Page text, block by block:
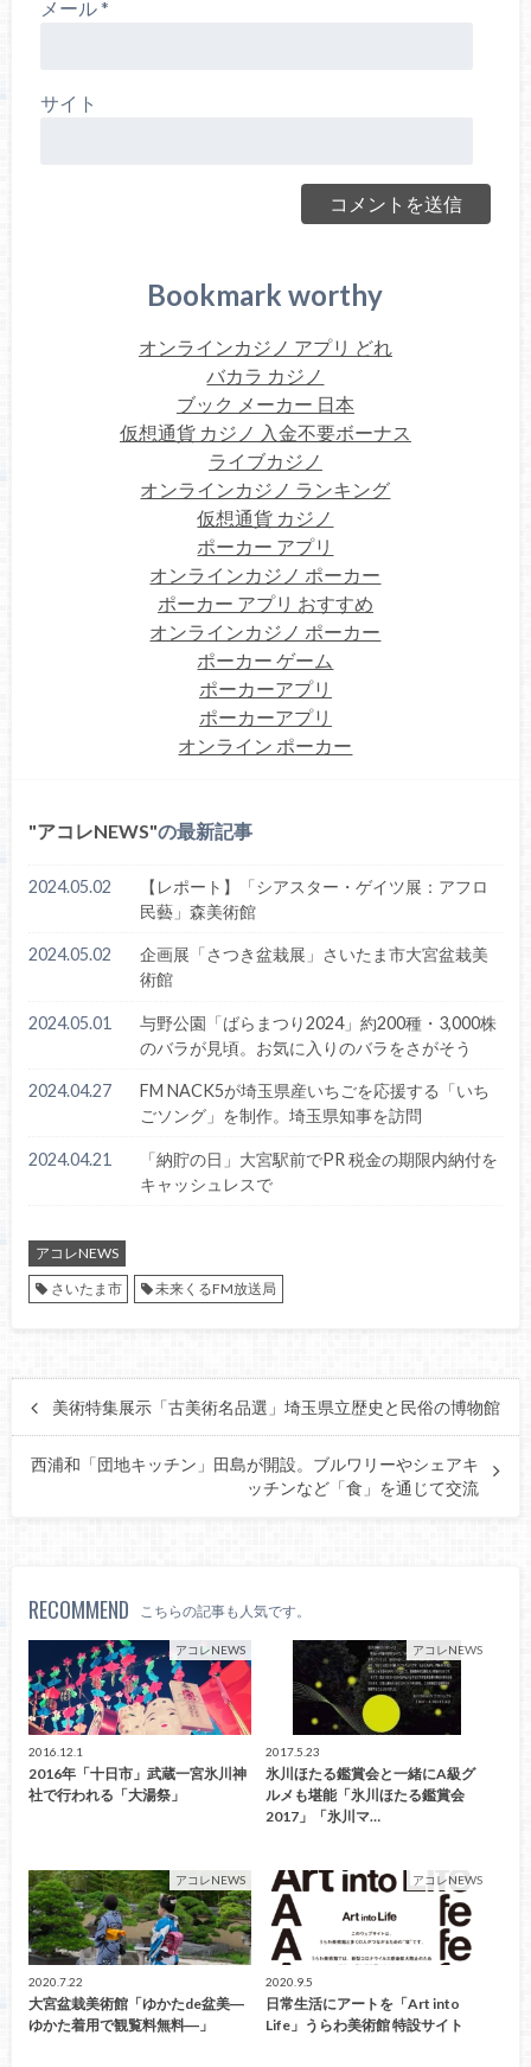
メール*
サイト
Bookmark worthy
オンラインカジノ アプリ どれ
バカラ カジノ
ブック メーカー 日本
仮想通貨 カジノ 入金不要ボーナス
ライブカジノ
オンラインカジノ ランキング
仮想通貨 カジノ
ポーカー アプリ
オンラインカジノ ポーカー
ポーカー アプリ おすすめ
オンラインカジノ ポーカー
ポーカー ゲーム
ポーカーアプリ
ポーカーアプリ
オンライン ポーカー
アコレNEWS の最新記事
2024.05.02
【レポート】「シアスター・ゲイツ展：アフロ
民藝」森美術館
2024.05.02
企画展「さつき盆栽展」さいたま市大宮盆栽美
術館
2024.05.01
与野公園「ばらまつり2024」約200種・3,000株
のバラが見頃。お気に入りのバラをさがそう
2024.04.27
FM NACK5が埼玉県産いちごを応援する「いち
ごソング」を制作。埼玉県知事を訪問
2024.04.21
「納貯の日」大宮駅前でPR 税金の期限内納付を
キャッシュレスで
アコレNEWS
さいたま市
未来くるFM放送局
美術特集展示「古美術名品選」埼玉県立歴史と民俗の博物館
西浦和「団地キッチン」田島が開設。ブルワリーやシェアキ
ッチンなど「食」を通じて交流
RECOMMEND こちらの記事も人気です。
アコレNEWS
2016.12.1
2016年「十日市」武蔵一宮氷川神
社で行われる「大湯祭」
アコレNEWS
2017.5.23
氷川ほたる鑑賞会と一緒にA級グ
ルメも堪能「氷川ほたる鑑賞会
2017」「氷川マ…
アコレNEWS
2020.7.22
大宮盆栽美術館「ゆかたde盆美―
ゆかた着用で観覧料無料―」
アコレNEWS
2020.9.5
日常生活にアートを「Art into
Life」うらわ美術館 特設サイト